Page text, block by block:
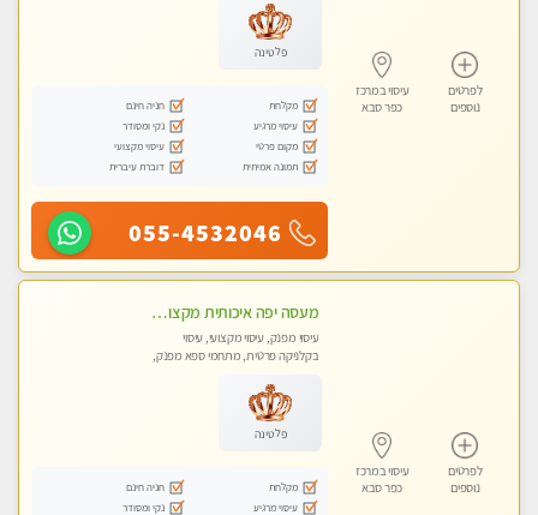
לפרטים
נוספים
עיסוי במרכז
כפר סבא
פלטינה
מקלחת
חניה חינם
עיסוי מרגיע
נקי ומסודר
מקום פרטי
עיסוי מקצועי
תמונה אמיתית
דוברת עיברית
055-4532046
לפרטים
נוספים
עיסוי במרכז
כפר סבא
מעסה יפה איכותית מקצועית ומפנקת מאוד פרטי מומלץ בחום
עיסוי מפנק, עיסוי מקצועי, עיסוי
בקלניקה פרטית, מתחמי ספא מפנק,
פלטינה
מקלחת
חניה חינם
עיסוי מרגיע
נקי ומסודר